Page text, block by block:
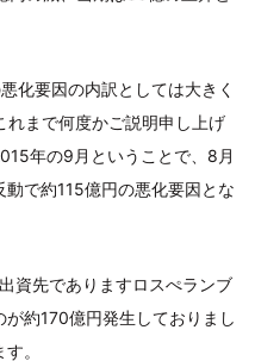
化要因の内訳としては大きく
れまで何度かご説明申し上げ
年の9月ということで、8月
で約115億円の悪化要因とな
資先でありますロスぺランブ
約170億円発生しておりまし
。